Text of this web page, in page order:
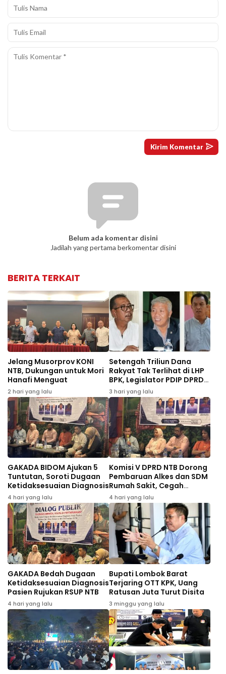
Belum ada komentar disini
Jadilah yang pertama berkomentar disini
BERITA TERKAIT
Jelang Musorprov KONI
NTB, Dukungan untuk Mori
Hanafi Menguat
2 hari yang lalu
Setengah Triliun Dana
Rakyat Tak Terlihat di LHP
BPK, Legislator PDIP DPRD
NTB Tuntut Audit
Investigatif
3 hari yang lalu
GAKADA BIDOM Ajukan 5
Tuntutan, Soroti Dugaan
Ketidaksesuaian Diagnosis
4 hari yang lalu
Komisi V DPRD NTB Dorong
Pembaruan Alkes dan SDM
Rumah Sakit, Cegah
Dugaan Salah Diagnosis
Pasien Rujukan Bima-
Dompu
4 hari yang lalu
GAKADA Bedah Dugaan
Ketidaksesuaian Diagnosis
Pasien Rujukan RSUP NTB
4 hari yang lalu
Bupati Lombok Barat
Terjaring OTT KPK, Uang
Ratusan Juta Turut Disita
3 minggu yang lalu